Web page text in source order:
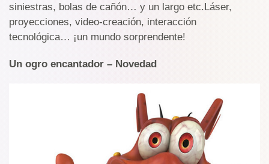
siniestras, bolas de cañón… y un largo etc.Láser,
proyecciones, video-creación, interacción
tecnológica… ¡un mundo sorprendente!
Un ogro encantador – Novedad